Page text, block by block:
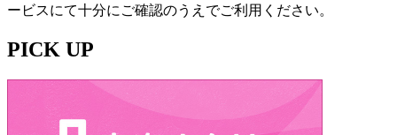
ービスにて十分にご確認のうえでご利用ください。
PICK UP